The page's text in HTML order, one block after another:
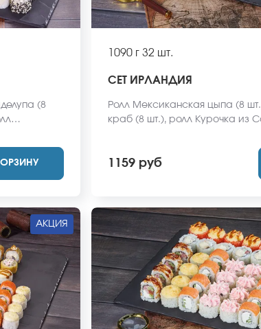
(8
Они не
1090 г32 шт.
СЕТ ИРЛАНДИЯ
Ролл Мексиканская цыпа (8
краб (8 шт.), ролл Курочка из
заказать имбирь, васаби и
входят в стоимость заказа.
может отличаться от фото на
1159 руб
АКЦИЯ